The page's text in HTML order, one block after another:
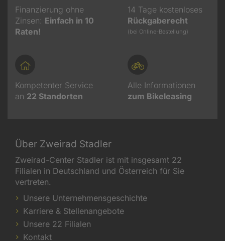
Finanzierung ohne
Zinsen: Einfach in 10
Raten!
14 Tage kostenloses
Rückgaberecht
(bei Online-Bestellung)
Kompetenter Service
an 22 Standorten
Alle Informationen
zum Bikeleasing
Über Zweirad Stadler
Zweirad-Center Stadler ist mit insgesamt 22
Filialen in Deutschland und Österreich für Sie
vertreten.
Unsere Unternehmensgeschichte
Karriere & Stellenangebote
Unsere 22 Filialen
Kontakt